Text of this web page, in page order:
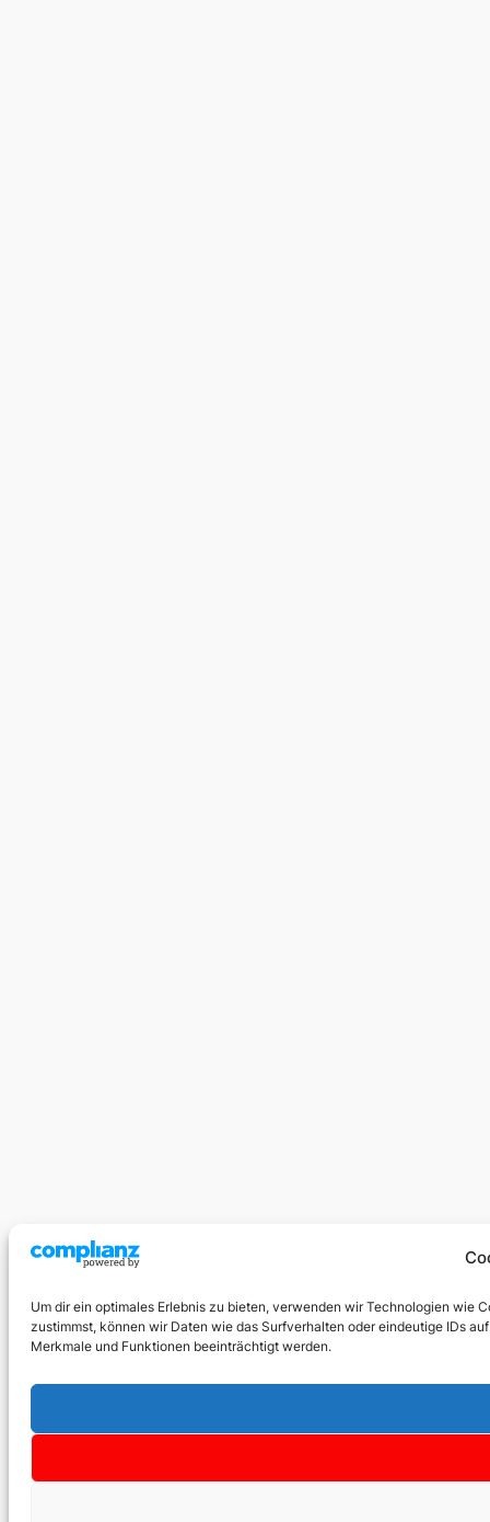
Um dir ein optimales Erlebnis zu bieten, verwenden wir Technologien wie
zustimmst, können wir Daten wie das Surfverhalten oder eindeutige IDs
Merkmale und Funktionen beeinträchtigt werden.